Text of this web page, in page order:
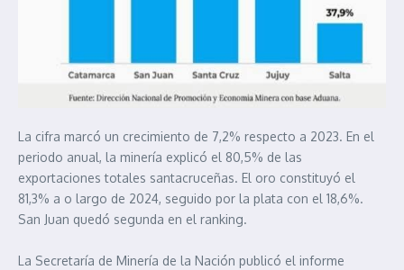
La cifra marcó un crecimiento de 7,2% respecto a 2023. En el
periodo anual, la minería explicó el 80,5% de las
exportaciones totales santacruceñas. El oro constituyó el
81,3% a o largo de 2024, seguido por la plata con el 18,6%.
San Juan quedó segunda en el ranking.
La Secretaría de Minería de la Nación publicó el informe